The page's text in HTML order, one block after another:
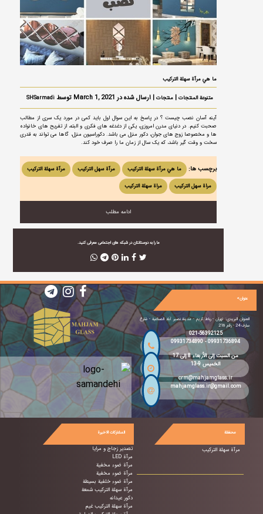
ما هي مرآة سهلة التركيب
متنوعة المنتجات |منتجات | ارسال شده در March 1, 2021 توسط SHSarmadi
آینه آسان نصب چیست ؟ در پاسخ به این سوال اول باید کمی در مورد یک سری از مطالب
صحبت کنیم. در دنیای مدرن امروزی، یکی از دغدغه های فکری و البته، از تفریح های خانواده
ها و مخصوصا زوج های جوان، دکور منزل می باشد. دکوراسیون منزل، گاها می تواند به قدری
سخت و وقت گیر باشد، که یک سال از زمان ما را صرف خود کند.
برچسب ها: ما هي مرآة سهلة التركيب مرآة سهل التركيب مرآة سهلة التركيب
مراة سهل التركيب مراة سهلة التركيب
ادامه مطلب
ما را به دوستانتان در شبکه های اجتماعی معرفی کنید.
المشاركات الاخيرة
تصدير زجاج و مرايا
مرآة LED
مرآة ضوء مخفية
مرآة ضوء مخفية
مرآة ضوء خلفية بسيطة
مرآة سهلة التركيب شمعة
دکور عیدانه
مرآة سهلة التركيب غيم
محفظة
مرآة سهلة التركيب
عنوان>
العنوان البريدي: تهران - رباط كريم - مدينة نصیر آباد الصناعية - شارع
سارف 24 - رقم 216
021-56392125
09931736894
-
09931734890
من السبت إلى الأربعاء 8 إلى 17
الخميس 9-13
crm@mahjamglass.ir
mahjamglass.ir@gmail.com